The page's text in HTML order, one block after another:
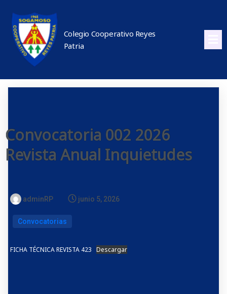
Colegio Cooperativo Reyes
Patria
Convocatoria 002 2026
Revista Anual Inquietudes
adminRP junio 5, 2026
Convocatorias
FICHA TÉCNICA REVISTA 423 Descargar